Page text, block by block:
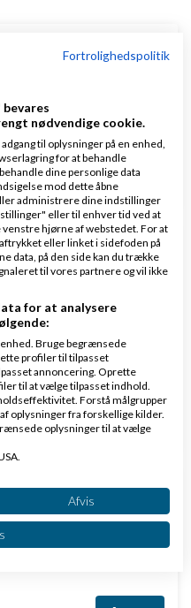
bogholder helt
0 svar
på hænder og fødder.
20-06-2026 kl. 10:37
14 svar
2
sparring og
,den 19-06-2026 kl.
Fortrolighedspolitik
nødvendige cookie.
til oplysninger på en enhed,
for at behandle
dine personlige data
mod dette åbne
administrere dine indstillinger
eller til enhver tid ved at
hjørne af webstedet. For at
eller linket i sidefoden på
data, på den side kan du trække
til vores partnere og vil ikke
for at analysere
Bruge begrænsede
profiler til tilpasset
annoncering. Oprette
til at vælge tilpasset indhold.
Forstå målgrupper
oplysninger fra forskellige kilder.
oplysninger til at vælge
på en
Afvis